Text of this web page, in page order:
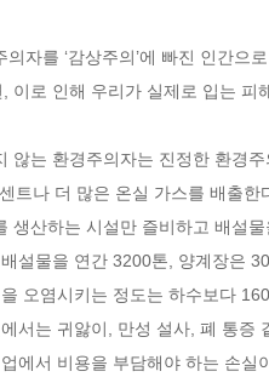
자를 ‘감상주의’에 빠진 인간
이로 인해 우리가 실제로 입는
않는 환경주의자는 진정한 환경
트나 더 많은 온실 가스를 배출
생산하는 시설만 즐비하고 배설
설물을 연간 3200톤, 양계장은
오염시키는 정도는 하수보다
서는 귀앓이, 만성 설사, 폐 통
에서 비용을 부담해야 하는 손